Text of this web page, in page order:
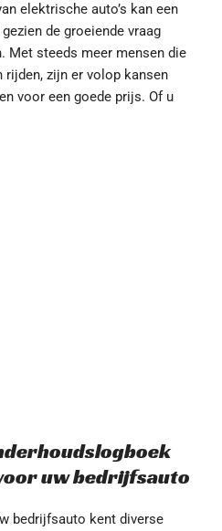
elektrische auto’s kan een
de groeiende vraag
Met steeds meer mensen die
zijn er volop kansen
voor een goede prijs. Of u
uw bedrijfsauto
bedrijfsauto kent diverse